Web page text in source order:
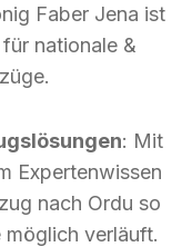
Faber Jena ist
für nationale &
: Mit
Expertenwissen
nach Ordu so
verläuft.